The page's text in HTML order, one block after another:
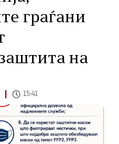
граѓани
на
15:41